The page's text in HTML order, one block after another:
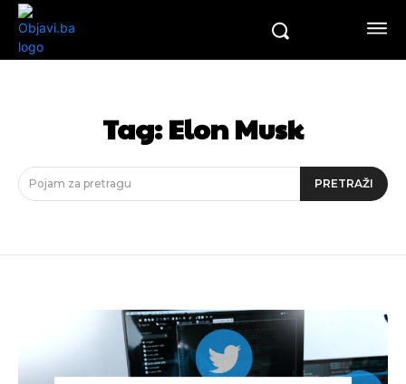
Tag:Elon Musk
Pojam za pretragu PRETRAŽI